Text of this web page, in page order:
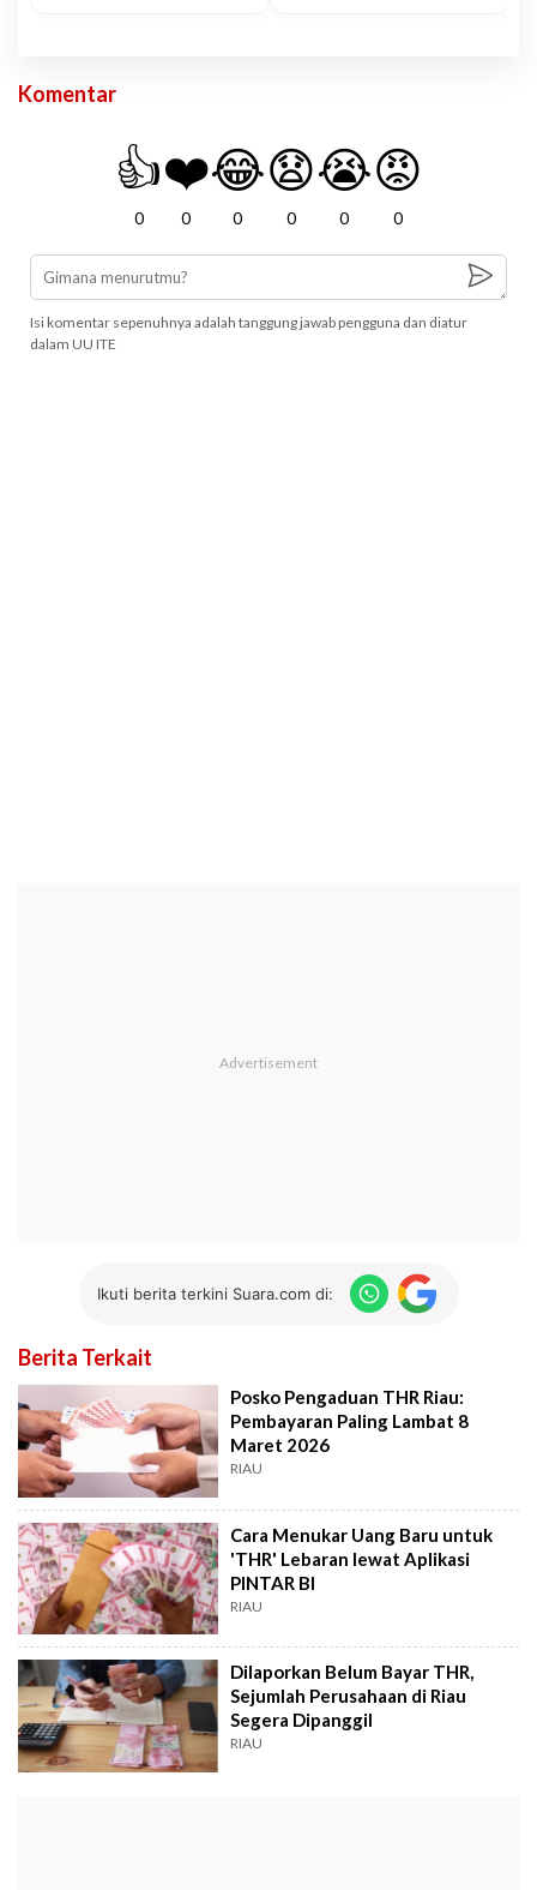
Komentar
👍
0
❤️
0
😂
0
😧
0
😭
0
😡
0
Isi komentar sepenuhnya adalah tanggung jawab pengguna dan diatur
dalam UU ITE
Ikuti berita terkini Suara.com di:
Berita Terkait
Posko Pengaduan THR Riau:
Pembayaran Paling Lambat 8
Maret 2026
RIAU
Cara Menukar Uang Baru untuk
'THR' Lebaran lewat Aplikasi
PINTAR BI
RIAU
Dilaporkan Belum Bayar THR,
Sejumlah Perusahaan di Riau
Segera Dipanggil
RIAU